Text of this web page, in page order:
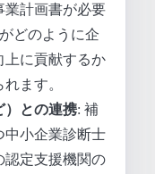
業計画書が必要
どのように企
上に貢献するか
ます。
）との連携: 補
中小企業診断士
認定支援機関の